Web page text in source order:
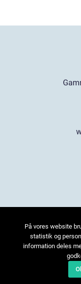
På vores website
statistik og
information deles